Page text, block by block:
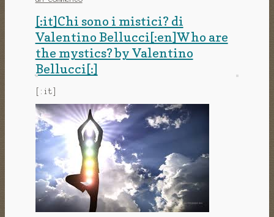
[:it]Chi sono i mistici? di
Valentino Bellucci[:en]Who are
the mystics? by Valentino
Bellucci[:]
[:it]